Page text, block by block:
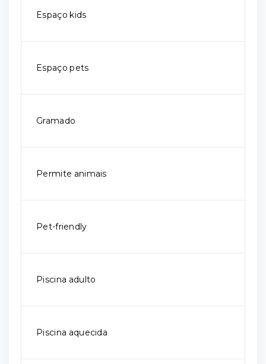
Espaço kids
Espaço pets
Gramado
Permite animais
Pet-friendly
Piscina adulto
Piscina aquecida